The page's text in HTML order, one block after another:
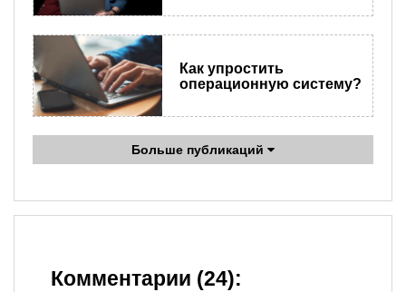
Как упростить
операционную систему?
Больше публикаций
Комментарии (24):